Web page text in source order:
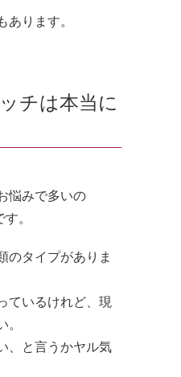
あります。
チは本当に
悩みで多いの
。
のタイプがありま
ているけれど、現
、と言うかヤル気